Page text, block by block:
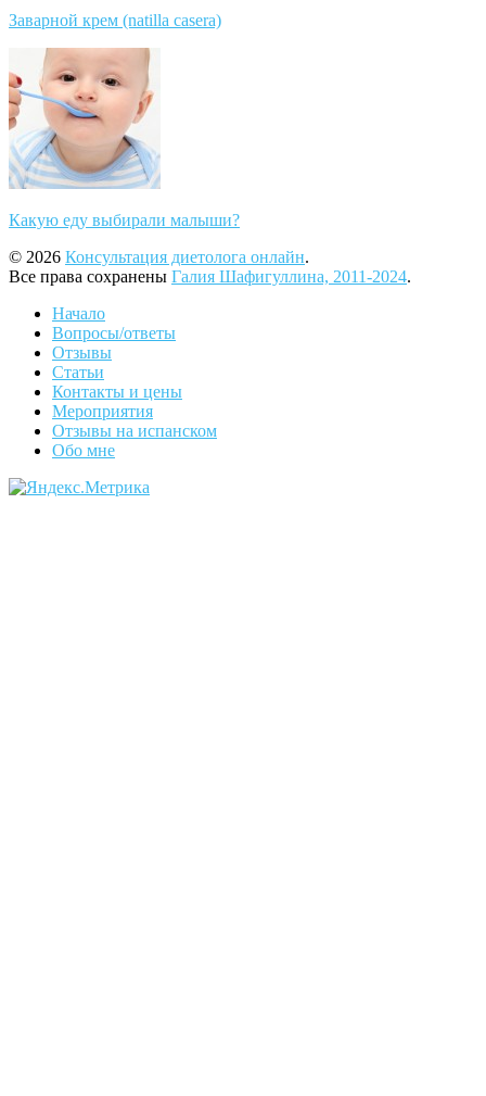
Заварной крем (natilla casera)
Какую еду выбирали малыши?
© 2026 Консультация диетолога онлайн.
Все права сохранены Галия Шафигуллина, 2011-2024.
Начало
Вопросы/ответы
Отзывы
Статьи
Контакты и цены
Мероприятия
Отзывы на испанском
Обо мне